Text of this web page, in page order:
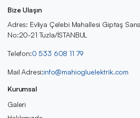
Bize Ulaşın
Adres: Evliya Çelebi Mahallesi Giptaş
No:20-21 Tuzla/İSTANBUL
Telefon:0 533 608 11 79
Mail Adresi:info@mahiogluelektrik.com
Kurumsal
Galeri